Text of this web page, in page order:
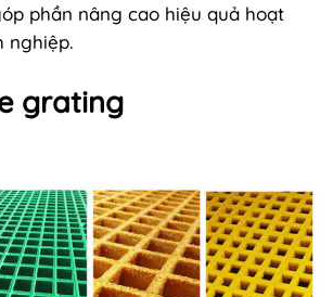
phần nâng cao hiệu quả hoạt
nghiệp.
grating